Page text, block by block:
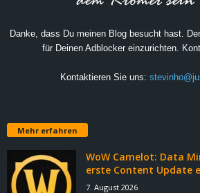
Danke, dass Du meinen Blog besucht hast.
für Deinen Adblocker einzurichten.
Kontaktieren Sie uns:
Mehr erfahren
WoW Camelot: Data
erste Content Update
7. August 2026